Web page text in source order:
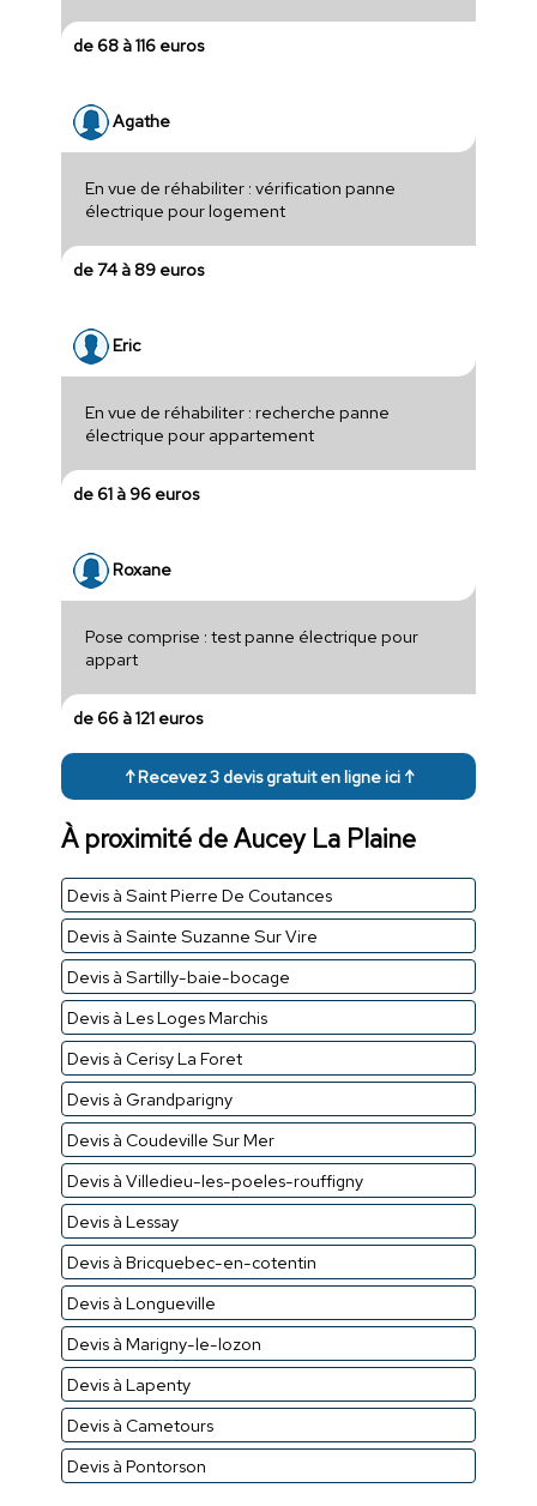
de 68 à 116 euros
Agathe
En vue de réhabiliter : vérification panne
électrique pour logement
de 74 à 89 euros
Eric
En vue de réhabiliter : recherche panne
électrique pour appartement
de 61 à 96 euros
Roxane
Pose comprise : test panne électrique pour
appart
de 66 à 121 euros
↑ Recevez 3 devis gratuit en ligne ici ↑
À proximité de Aucey La Plaine
Devis à Saint Pierre De Coutances
Devis à Sainte Suzanne Sur Vire
Devis à Sartilly-baie-bocage
Devis à Les Loges Marchis
Devis à Cerisy La Foret
Devis à Grandparigny
Devis à Coudeville Sur Mer
Devis à Villedieu-les-poeles-rouffigny
Devis à Lessay
Devis à Bricquebec-en-cotentin
Devis à Longueville
Devis à Marigny-le-lozon
Devis à Lapenty
Devis à Cametours
Devis à Pontorson